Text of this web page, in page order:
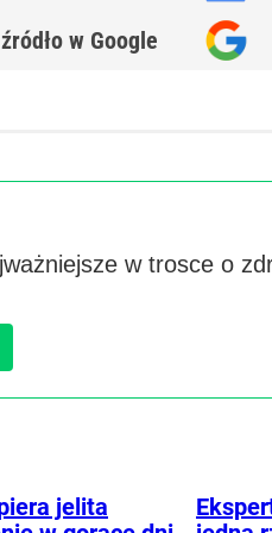
źródło w Google
w trosce o
jelita